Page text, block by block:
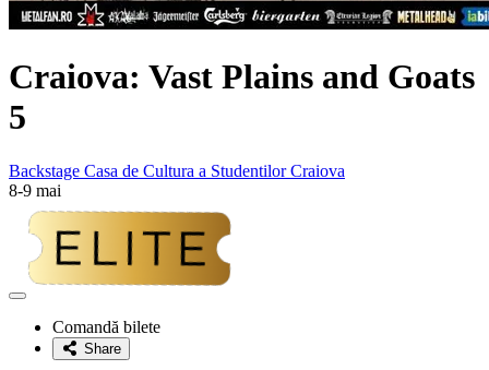
Craiova: Vast Plains and Goats
5
Backstage Casa de Cultura a Studentilor Craiova
8-9 mai
Adaugă
favoriteComandă bilete
Share